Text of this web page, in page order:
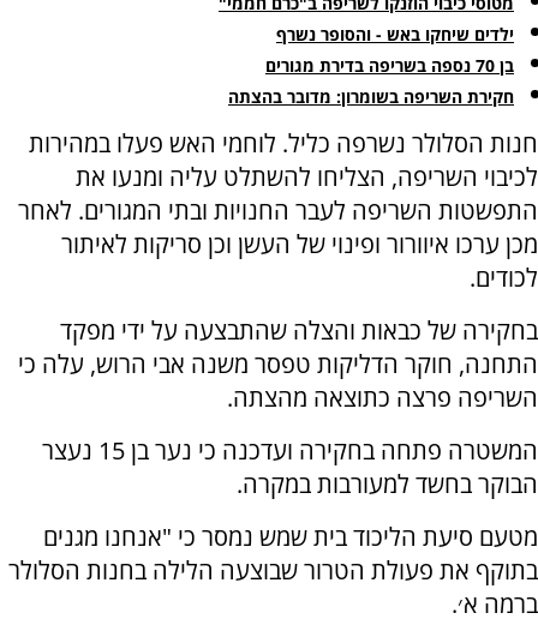
ילדים שיחקו באש - והסופר נשרף
בן 70 נספה בשריפה בדירת מגורים
חקירת השריפה בשומרון: מדובר בהצתה
חנות הסלולר נשרפה כליל. לוחמי האש פעלו במהירות
לכיבוי השריפה, הצליחו להשתלט עליה ומנעו את
התפשטות השריפה לעבר החנויות ובתי המגורים. לאחר
מכן ערכו איוורור ופינוי של העשן וכן סריקות לאיתור
לכודים.
בחקירה של כבאות והצלה שהתבצעה על ידי מפקד
התחנה, חוקר הדליקות טפסר משנה אבי הרוש, עלה כי
השריפה פרצה כתוצאה מהצתה.
המשטרה פתחה בחקירה ועדכנה כי נער בן 15 נעצר
הבוקר בחשד למעורבות במקרה.
מטעם סיעת הליכוד בית שמש נמסר כי "אנחנו מגנים
בתוקף את פעולת הטרור שבוצעה הלילה בחנות הסלולר
ברמה א׳.